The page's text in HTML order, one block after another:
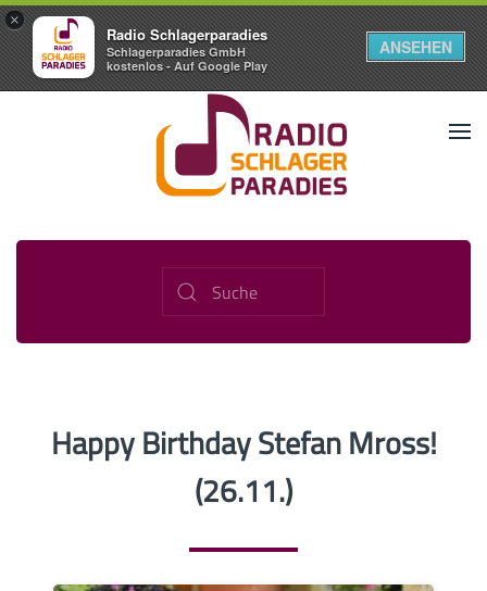
×
Radio Schlagerparadies
Schlagerparadies GmbH
kostenlos - Auf Google Play
ANSEHEN
Happy Birthday Stefan Mross!
(26.11.)